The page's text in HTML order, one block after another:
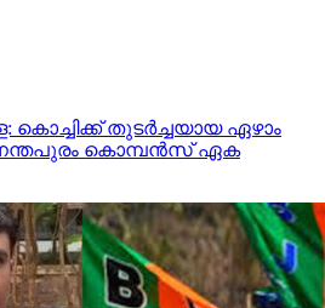
കൊച്ചിക്ക് തുടര്‍ച്ചയായ ഏഴാം
കൊമ്പന്‍സ് ഏക